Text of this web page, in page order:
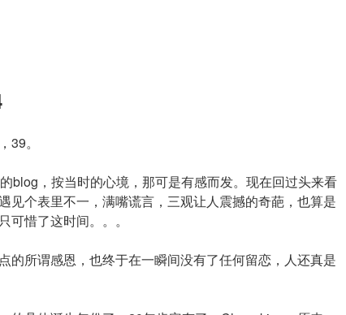
39。
blog，按当时的心境，那可是有感而发。现在回过头来看
见个表里不一，满嘴谎言，三观让人震撼的奇葩，也算是
可惜了这时间。。。
的所谓感恩，也终于在一瞬间没有了任何留恋，人还真是